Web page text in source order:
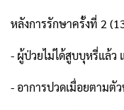
หลังการรักษาครั้งที่ 2
- ผู้ป่วยไม่ได้สูบบุหรี่แล้ว
- อาการปวดเมื่อยตาม